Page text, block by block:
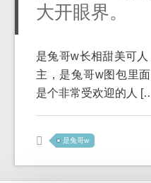
大开眼界。
是兔哥w长相甜美可
主，是兔哥w图包里
是个非常受欢迎的人
是兔哥w